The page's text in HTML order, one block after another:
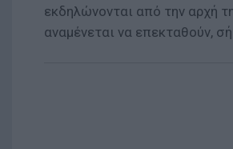
εκδηλώνονται από την αρχή
αναμένεται να επεκταθούν,